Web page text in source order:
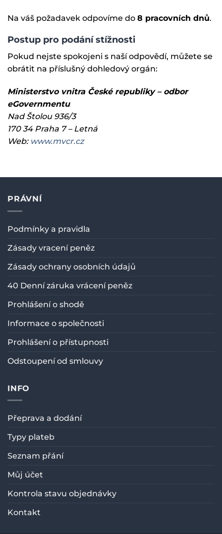
Na váš požadavek odpovíme do 8 pracovních dnů.
Postup pro podání stížnosti
Pokud nejste spokojeni s naší odpovědí, můžete se
obrátit na příslušný dohledový orgán:
Ministerstvo vnitra České republiky – odbor
eGovernmentu
Nad Štolou 936/3
170 34 Praha 7 – Letná
Web: www.mvcr.cz
PRÁVNÍ
Podmínky a pravidla
Zásady vracení peněz
Zásady ochrany osobních údajů
40 Denní záruka vrácení peněz
Prohlášení o shodě
Informace o společnosti
Prohlášení o přístupnosti
Odstoupení od smlouvy
INFO
Přeprava a dodání
Typy plateb
Seznam přání
Můj účet
Kontrola stavu objednávky
Kontakt